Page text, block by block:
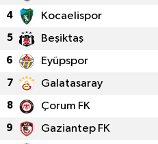
4 Kocaelispor
5 Beşiktaş
6 Eyüpspor
7 Galatasaray
8 Çorum FK
9 Gaziantep FK